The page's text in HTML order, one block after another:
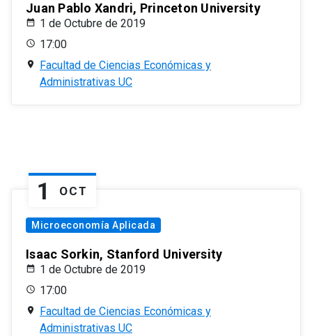
Juan Pablo Xandri, Princeton University
1 de Octubre de 2019
17:00
Facultad de Ciencias Económicas y
Administrativas UC
1 OCT
Microeconomía Aplicada
Isaac Sorkin, Stanford University
1 de Octubre de 2019
17:00
Facultad de Ciencias Económicas y
Administrativas UC